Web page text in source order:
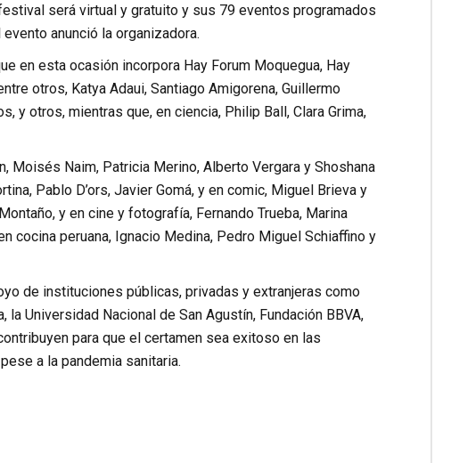
será virtual y gratuito y sus 79 eventos programados
anunció la organizadora.
en esta ocasión incorpora Hay Forum Moquegua, Hay
otros, Katya Adaui, Santiago Amigorena, Guillermo
y otros, mientras que, en ciencia, Philip Ball, Clara Grima,
Moisés Naim, Patricia Merino, Alberto Vergara y Shoshana
Pablo D’ors, Javier Gomá, y en comic, Miguel Brieva y
y en cine y fotografía, Fernando Trueba, Marina
cocina peruana, Ignacio Medina, Pedro Miguel Schiaffino y
de instituciones públicas, privadas y extranjeras como
Universidad Nacional de San Agustín, Fundación BBVA,
para que el certamen sea exitoso en las
a la pandemia sanitaria.